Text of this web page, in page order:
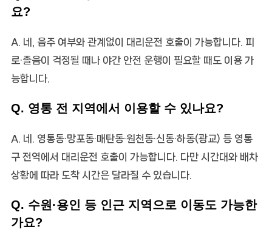
요?
A. 네, 음주 여부와 관계없이 대리운전 호출이 가능합니다. 피
로·졸음이 걱정될 때나 야간 안전 운행이 필요할 때도 이용 가
능합니다.
Q. 영통 전 지역에서 이용할 수 있나요?
A. 네. 영통동·망포동·매탄동·원천동·신동·하동(광교) 등 영통
구 전역에서 대리운전 호출이 가능합니다. 다만 시간대와 배차
상황에 따라 도착 시간은 달라질 수 있습니다.
Q. 수원·용인 등 인근 지역으로 이동도 가능한
가요?